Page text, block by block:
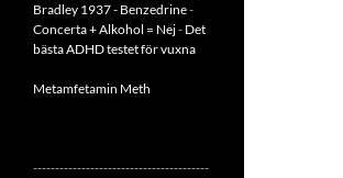
Bradley 1937 - Benzedrine-
Concerta + Alkohol = Nej- Det
bästa ADHD testet för vuxna
Metamfetamin Meth
----------------------------------------